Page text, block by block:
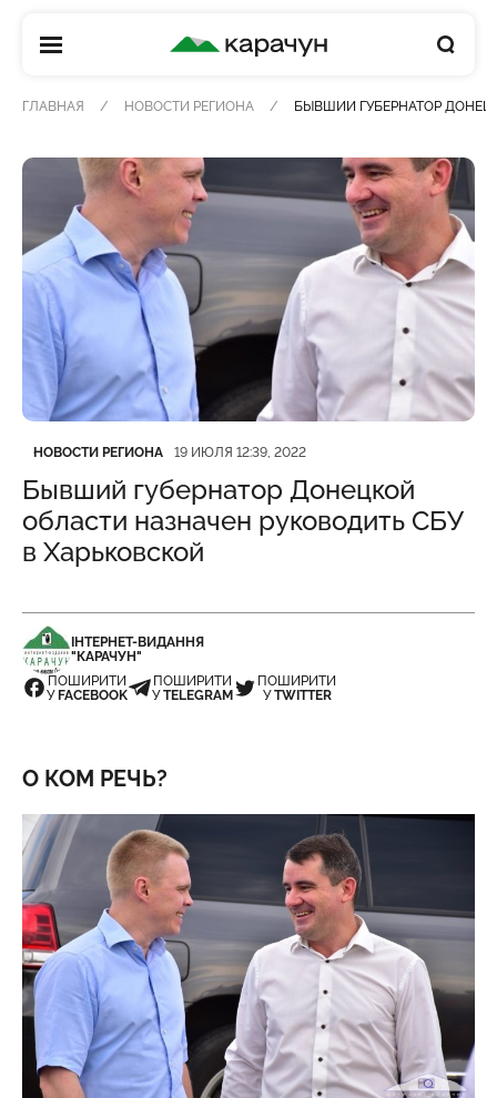
КАРАЧУН
ГЛАВНАЯ НОВОСТИ РЕГИОНА БЫВШИЙ ГУБЕРНАТОР
Категория
НОВОСТИ РЕГИОНА
Дата публикации 19 ИЮЛЯ 12:39, 2022
Бывший губернатор Донецкой
области назначен руководить СБУ
в Харьковской
ІНТЕРНЕТ-ВИДАННЯ
"КАРАЧУН"
ПОШИРИТИ
У FACEBOOK
ПОШИРИТИ
УTELEGRAM
ПОШИРИТИ
УTWITTER
О КОМ РЕЧЬ?